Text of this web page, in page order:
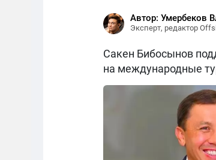
Автор: Умербеков
Эксперт, редактор
Сакен Бибосынов
на международные